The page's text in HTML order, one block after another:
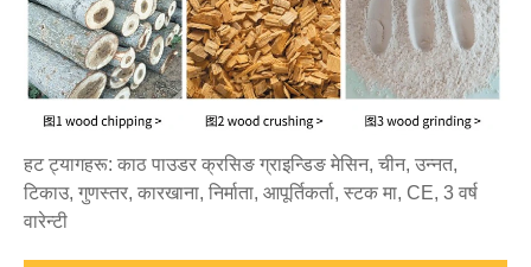
हट ट्यागहरू: काठ पाउडर क्रसिङ ग्राइन्डिङ मेसिन, चीन, उन्नत,
टिकाउ, गुणस्तर, कारखाना, निर्माता, आपूर्तिकर्ता, स्टक मा, CE, 3 वर्ष
वारेन्टी